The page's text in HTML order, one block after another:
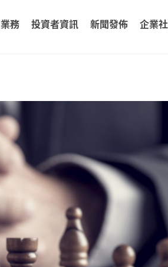
務 投資者資訊 新聞發佈 企業